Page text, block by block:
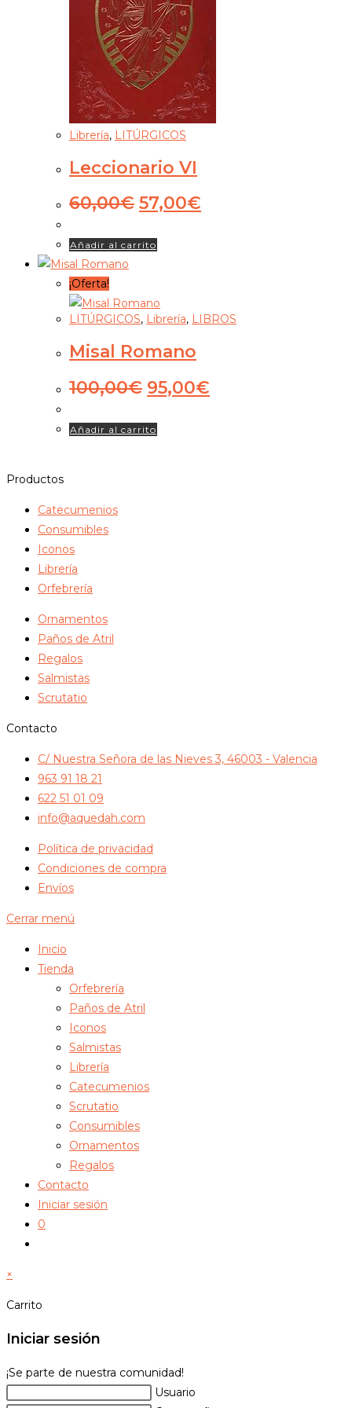
Librería, LITÚRGICOS
Leccionario VI
60,00€ El
original
era:
57,00€
Añadir al carrito
¡Oferta!
LITÚRGICOS, Librería, LIBROS
Misal Romano
100,00€ El
precio
original
era:
95,00€
precio
Añadir al carrito
Productos
Catecumenios
Consumibles
Iconos
Librería
Orfebrería
Ornamentos
Paños de Atril
Regalos
Salmistas
Scrutatio
Contacto
C/ Nuestra Señora de las Nieves 3, 46003 - Valencia
963 91 18 21
622 51 01 09
info@aquedah.com
Política de privacidad
Condiciones de compra
Envíos
Cerrar menú
Inicio
Tienda
Orfebrería
Paños de Atril
Iconos
Salmistas
Librería
Catecumenios
Scrutatio
Consumibles
Ornamentos
Regalos
Contacto
Iniciar sesión
0
la
×
Carrito
Iniciar sesión
¡Se parte de nuestra comunidad!
Usuario